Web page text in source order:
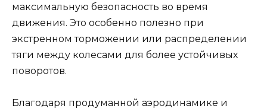
максимальную безопасность во время
движения. Это особенно полезно при
экстренном торможении или распределении
тяги между колесами для более устойчивых
поворотов.
Благодаря продуманной аэродинамике и